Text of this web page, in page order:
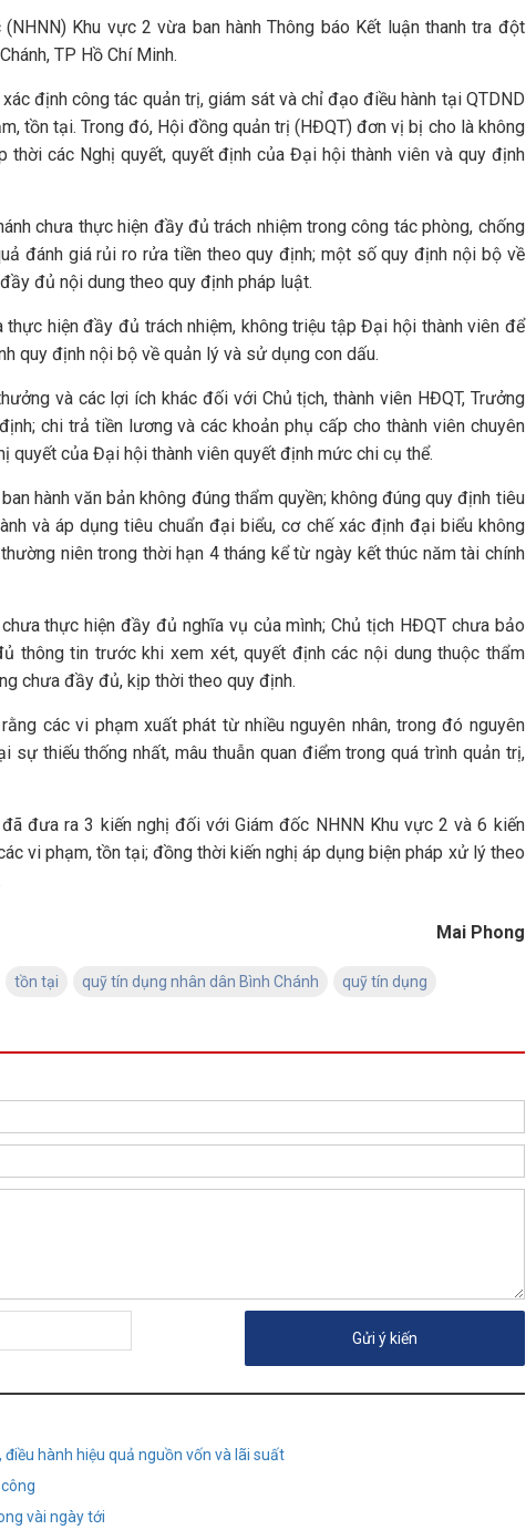
Khu vực 2 vừa ban hành Thông báo Kết luận thanh tra đột
TP Hồ Chí Minh.
định công tác quản trị, giám sát và chỉ đạo điều hành tại QTDND
tồn tại. Trong đó, Hội đồng quản trị (HĐQT) đơn vị bị cho là không
các Nghị quyết, quyết định của Đại hội thành viên và quy định
chưa thực hiện đầy đủ trách nhiệm trong công tác phòng, chống
đánh giá rủi ro rửa tiền theo quy định; một số quy định nội bộ về
đủ nội dung theo quy định pháp luật.
hiện đầy đủ trách nhiệm, không triệu tập Đại hội thành viên để
quy định nội bộ về quản lý và sử dụng con dấu.
và các lợi ích khác đối với Chủ tịch, thành viên HĐQT, Trưởng
chi trả tiền lương và các khoản phụ cấp cho thành viên chuyên
quyết của Đại hội thành viên quyết định mức chi cụ thể.
hành văn bản không đúng thẩm quyền; không đúng quy định tiêu
và áp dụng tiêu chuẩn đại biểu, cơ chế xác định đại biểu không
niên trong thời hạn 4 tháng kể từ ngày kết thúc năm tài chính
thực hiện đầy đủ nghĩa vụ của mình; Chủ tịch HĐQT chưa bảo
thông tin trước khi xem xét, quyết định các nội dung thuộc thẩm
chưa đầy đủ, kịp thời theo quy định.
các vi phạm xuất phát từ nhiều nguyên nhân, trong đó nguyên
sự thiếu thống nhất, mâu thuẫn quan điểm trong quá trình quản trị,
đưa ra 3 kiến nghị đối với Giám đốc NHNN Khu vực 2 và 6 kiến
vi phạm, tồn tại; đồng thời kiến nghị áp dụng biện pháp xử lý theo
Mai Phong
tồn tại quỹ tín dụng nhân dân Bình Chánh quỹ tín dụng
hành hiệu quả nguồn vốn và lãi suất
vài ngày tới